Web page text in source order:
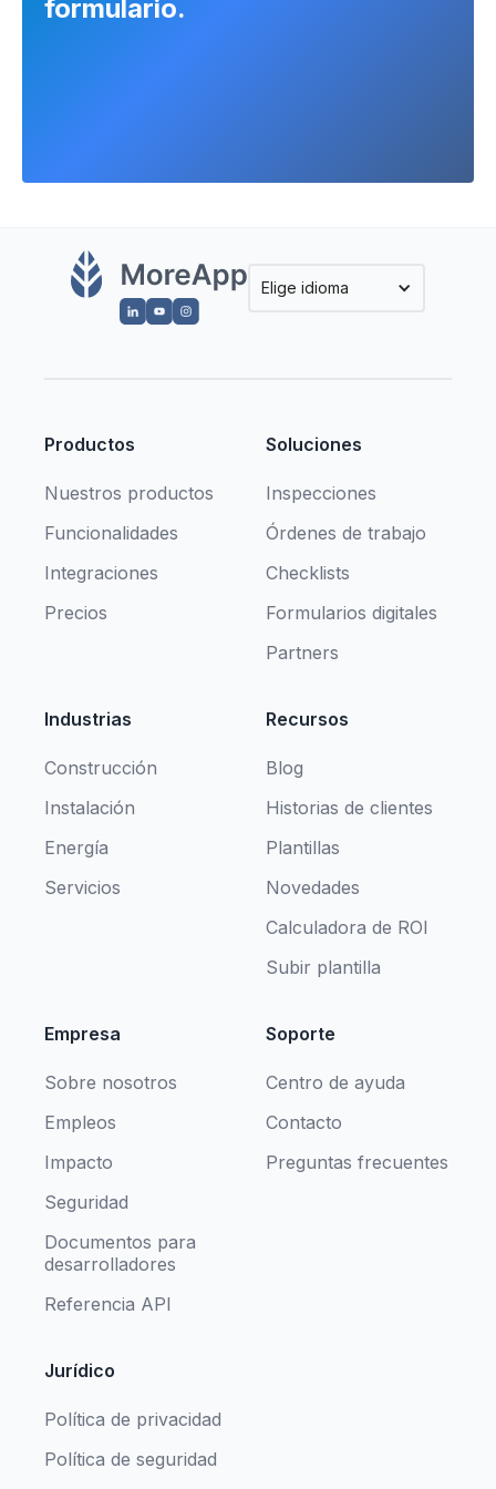
formulario.
Elige idioma
Productos
Nuestros productos
Funcionalidades
Integraciones
Precios
Soluciones
Inspecciones
Órdenes de trabajo
Checklists
Formularios digitales
Partners
Industrias
Construcción
Instalación
Energía
Servicios
Recursos
Blog
Historias de clientes
Plantillas
Novedades
Calculadora de ROI
Subir plantilla
Empresa
Sobre nosotros
Empleos
Impacto
Seguridad
Documentos para
desarrolladores
Referencia API
Soporte
Centro de ayuda
Contacto
Preguntas frecuentes
Jurídico
Política de privacidad
Política de seguridad